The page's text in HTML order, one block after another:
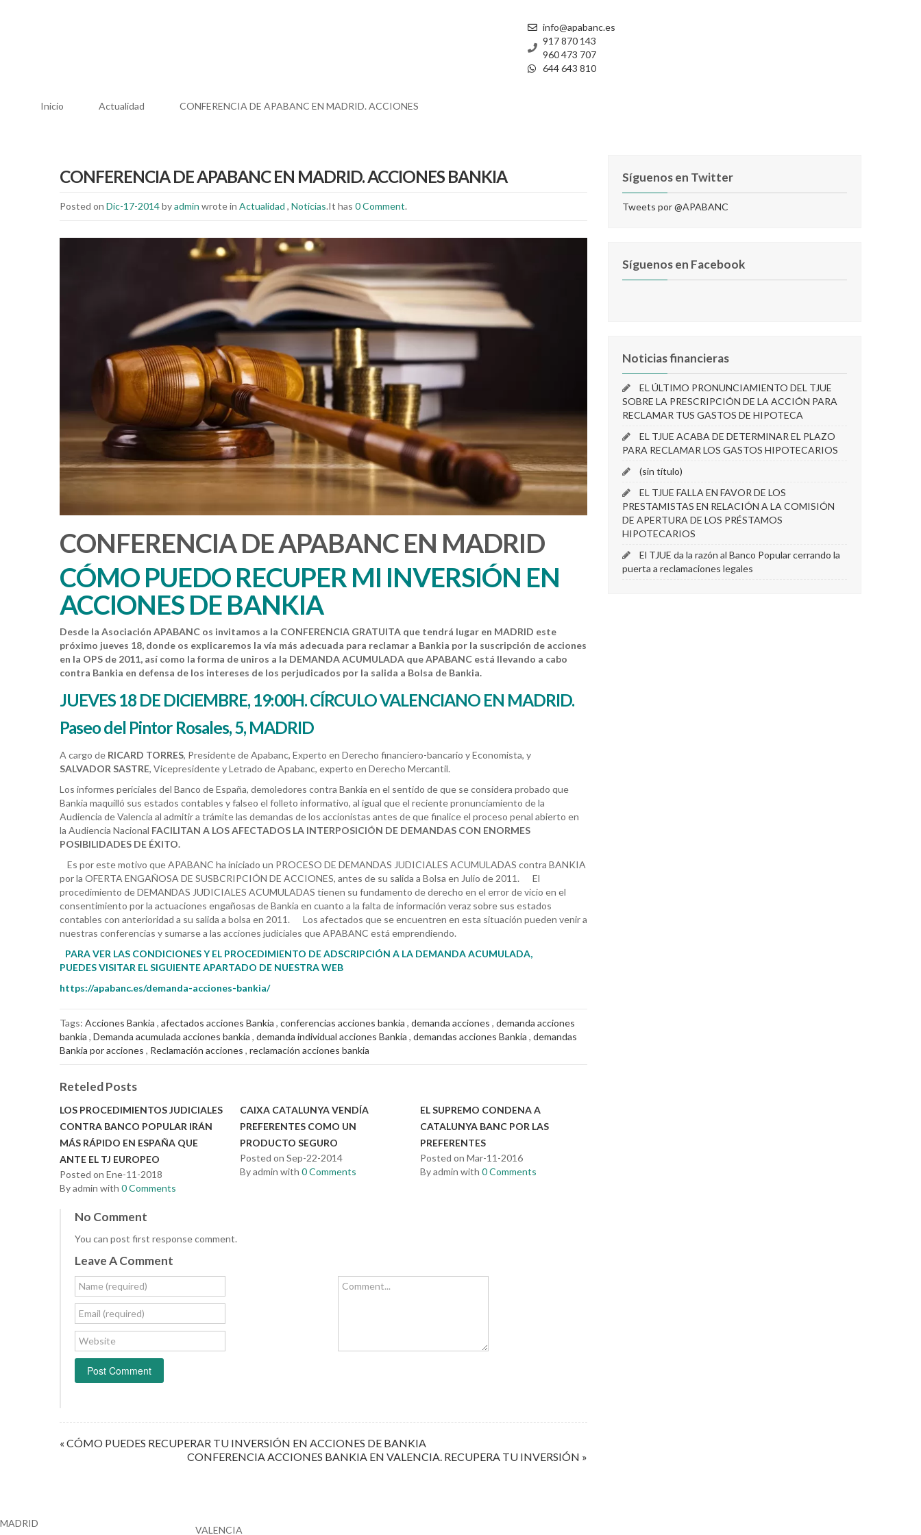
info@apabanc.es
917 870 143
960 473 707
644 643 810
Inicio Actualidad CONFERENCIA DE APABANC EN MADRID. ACCIONES
CONFERENCIA DE APABANC EN MADRID. ACCIONES BANKIA
Posted on Dic-17-2014byadmin wrote in Actualidad , Noticias.It has 0 Comment.
CONFERENCIA DE APABANC EN MADRID
CÓMO PUEDO RECUPER MI INVERSIÓN EN
ACCIONES DE BANKIA
Desde la Asociación APABANC os invitamos a la CONFERENCIA GRATUITA que tendrá lugar en MADRID este
próximo jueves 18, donde os explicaremos la vía más adecuada para reclamar a Bankia por la suscripción de acciones
en la OPS de 2011, así como la forma de uniros a la DEMANDA ACUMULADA que APABANC está llevando a cabo
contra Bankia en defensa de los intereses de los perjudicados por la salida a Bolsa de Bankia.
JUEVES 18 DE DICIEMBRE, 19:00H. CÍRCULO VALENCIANO EN MADRID.
Paseo del Pintor Rosales, 5, MADRID
A cargo de RICARD TORRES, Presidente de Apabanc, Experto en Derecho financiero-bancario y Economista, y
SALVADOR SASTRE, Vicepresidente y Letrado de Apabanc, experto en Derecho Mercantil.
Los informes periciales del Banco de España, demoledores contra Bankia en el sentido de que se considera probado que
Bankia maquilló sus estados contables y falseo el folleto informativo, al igual que el reciente pronunciamiento de la
Audiencia de Valencia al admitir a trámite las demandas de los accionistas antes de que finalice el proceso penal abierto en
la Audiencia Nacional FACILITAN A LOS AFECTADOS LA INTERPOSICIÓN DE DEMANDAS CON ENORMES
POSIBILIDADES DE ÉXITO.
Es por este motivo que APABANC ha iniciado un PROCESO DE DEMANDAS JUDICIALES ACUMULADAS contra BANKIA
por la OFERTA ENGAÑOSA DE SUSBCRIPCIÓN DE ACCIONES, antes de su salida a Bolsa en Julio de 2011. El
procedimiento de DEMANDAS JUDICIALES ACUMULADAS tienen su fundamento de derecho en el error de vicio en el
consentimiento por la actuaciones engañosas de Bankia en cuanto a la falta de información veraz sobre sus estados
contables con anterioridad a su salida a bolsa en 2011. Los afectados que se encuentren en esta situación pueden venir a
nuestras conferencias y sumarse a las acciones judiciales que APABANC está emprendiendo.
PARA VER LAS CONDICIONES Y EL PROCEDIMIENTO DE ADSCRIPCIÓN A LA DEMANDA ACUMULADA,
PUEDES VISITAR EL SIGUIENTE APARTADO DE NUESTRA WEB
https://apabanc.es/demanda-acciones-bankia/
Tags: Acciones Bankia , afectados acciones Bankia , conferencias acciones bankia , demanda acciones , demanda acciones
bankia , Demanda acumulada acciones bankia , demanda individual acciones Bankia , demandas acciones Bankia , demandas
Bankia por acciones , Reclamación acciones , reclamación acciones bankia
Reteled Posts
LOS PROCEDIMIENTOS JUDICIALES
CONTRA BANCO POPULAR IRÁN
MÁS RÁPIDO EN ESPAÑA QUE
ANTE EL TJ EUROPEO
Posted on Ene-11-2018
By admin with 0 Comments
CAIXA CATALUNYA VENDÍA
PREFERENTES COMO UN
PRODUCTO SEGURO
Posted on Sep-22-2014
By admin with0 Comments
EL SUPREMO CONDENA A
CATALUNYA BANC POR LAS
PREFERENTES
Posted on Mar-11-2016
By admin with0 Comments
No Comment
You can post first response comment.
Leave A Comment
Name (required)
Email (required)
Website
Comment...
« CÓMO PUEDES RECUPERAR TU INVERSIÓN EN ACCIONES DE BANKIA
CONFERENCIA ACCIONES BANKIA EN VALENCIA. RECUPERA TU INVERSIÓN »
Síguenos en Twitter
Tweets por @APABANC
Síguenos en Facebook
Noticias financieras
EL ÚLTIMO PRONUNCIAMIENTO DEL TJUE
SOBRE LA PRESCRIPCIÓN DE LA ACCIÓN PARA
RECLAMAR TUS GASTOS DE HIPOTECA
EL TJUE ACABA DE DETERMINAR EL PLAZO
PARA RECLAMAR LOS GASTOS HIPOTECARIOS
(sin título)
EL TJUE FALLA EN FAVOR DE LOS
PRESTAMISTAS EN RELACIÓN A LA COMISIÓN
DE APERTURA DE LOS PRÉSTAMOS
HIPOTECARIOS
El TJUE da la razón al Banco Popular cerrando la
puerta a reclamaciones legales
MADRID
VALENCIA